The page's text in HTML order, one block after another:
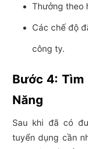
Thưởng theo
Các chế độ
công ty.
Bước 4: Tìm
Năng
Sau khi đã có
tuyển dụng cần